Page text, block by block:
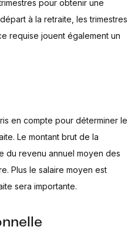
pour obtenir une
à la retraite, les trimestres
requise jouent également un
en compte pour déterminer le
Le montant brut de la
du revenu annuel moyen des
Plus le salaire moyen est
sera importante.